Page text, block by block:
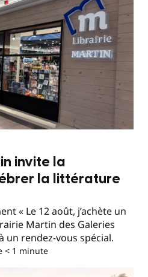
invite la
la littérature
« Le 12 août, j’achète un
Martin des Galeries
un rendez-vous spécial.
< 1 minute